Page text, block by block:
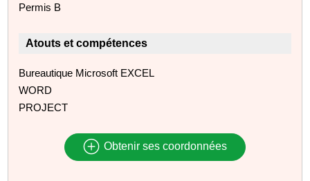
Permis B
Atouts et compétences
Bureautique Microsoft EXCEL
WORD
PROJECT
Obtenir ses coordonnées